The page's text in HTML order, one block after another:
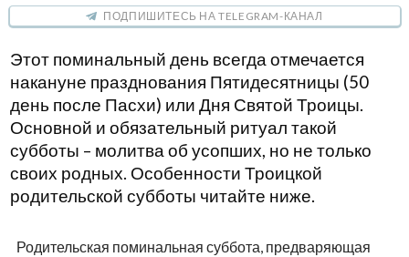
ПОДПИШИТЕСЬ НА TELEGRAM-КАНАЛ
Этот поминальный день всегда отмечается
накануне празднования Пятидесятницы (50
день после Пасхи) или Дня Святой Троицы.
Основной и обязательный ритуал такой
субботы – молитва об усопших, но не только
своих родных. Особенности Троицкой
родительской субботы читайте ниже.
Родительская поминальная суббота, предваряющая